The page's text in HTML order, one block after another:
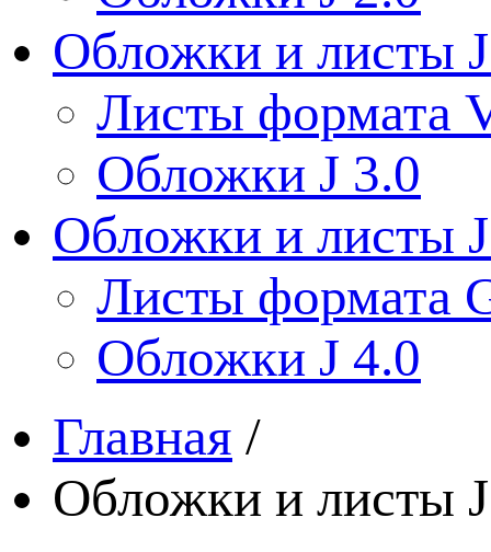
Обложки и листы
Листы формата
Обложки J 3.0
Обложки и листы
Листы формата
Обложки J 4.0
Главная /
Обложки и листы